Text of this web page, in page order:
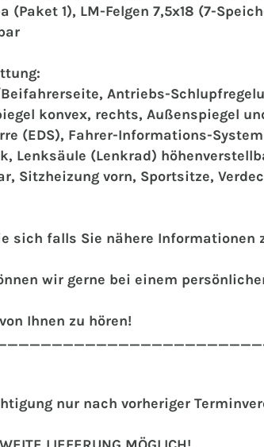
(Paket 1), LM-Felgen 7,5x18 (7-
Antriebs-
konvex, rechts, Außenspiegel
(EDS), Fahrer-Informations-
Lenksäule (Lenkrad)
Sitzheizung vorn, Sportsitze,
sich falls Sie nähere
wir gerne bei einem
Ihnen zu hören!
nur nach vorheriger